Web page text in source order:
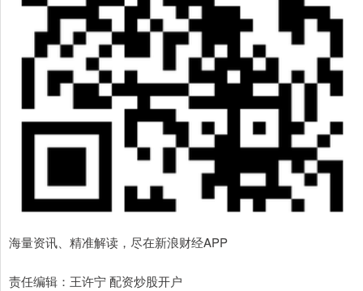
海量资讯、精准解读，尽在新浪财经APP
责任编辑：王许宁 配资炒股开户